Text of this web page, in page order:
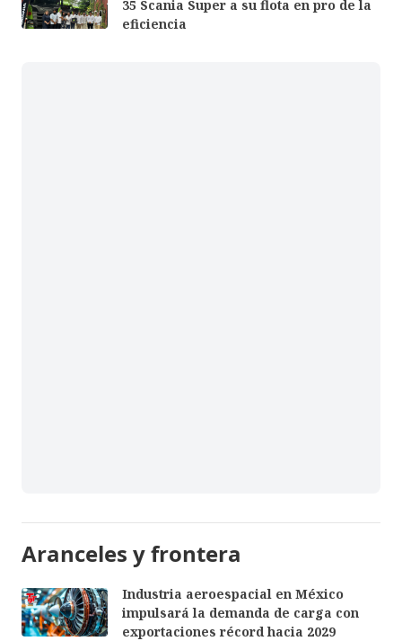
35 Scania Super a su flota en pro de la
eficiencia
Aranceles y frontera
Industria aeroespacial en México
impulsará la demanda de carga con
exportaciones récord hacia 2029